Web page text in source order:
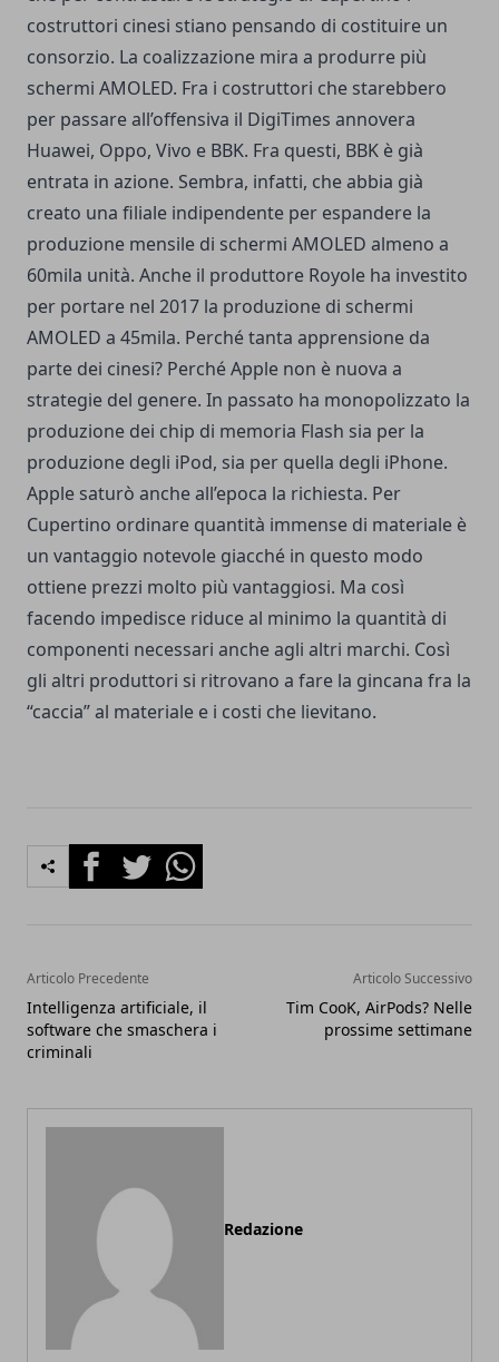
costruttori cinesi stiano pensando di costituire un
consorzio. La coalizzazione mira a produrre più
schermi AMOLED. Fra i costruttori che starebbero
per passare all’offensiva il DigiTimes annovera
Huawei, Oppo, Vivo e BBK. Fra questi, BBK è già
entrata in azione. Sembra, infatti, che abbia già
creato una filiale indipendente per espandere la
produzione mensile di schermi AMOLED almeno a
60mila unità. Anche il produttore Royole ha investito
per portare nel 2017 la produzione di schermi
AMOLED a 45mila. Perché tanta apprensione da
parte dei cinesi? Perché Apple non è nuova a
strategie del genere. In passato ha monopolizzato la
produzione dei chip di memoria Flash sia per la
produzione degli iPod, sia per quella degli iPhone.
Apple saturò anche all’epoca la richiesta. Per
Cupertino ordinare quantità immense di materiale è
un vantaggio notevole giacché in questo modo
ottiene prezzi molto più vantaggiosi. Ma così
facendo impedisce riduce al minimo la quantità di
componenti necessari anche agli altri marchi. Così
gli altri produttori si ritrovano a fare la gincana fra la
“caccia” al materiale e i costi che lievitano.
FacebookTwitterWhatsapp
Articolo Precedente
Intelligenza artificiale, il
software che smaschera i
criminali
Articolo Successivo
Tim CooK, AirPods? Nelle
prossime settimane
Redazione